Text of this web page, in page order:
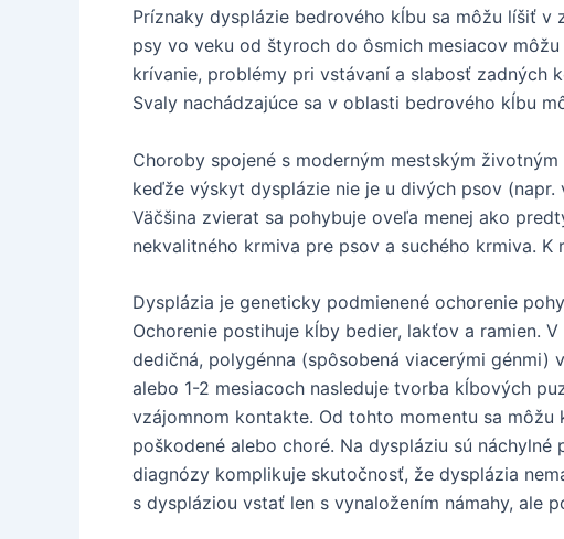
Príznaky dysplázie bedrového kĺbu sa môžu líšiť
psy vo veku od štyroch do ôsmich mesiacov
krívanie, problémy pri vstávaní a slabosť zadných
Svaly nachádzajúce sa v oblasti bedrového kĺbu
Choroby spojené s moderným mestským
keďže výskyt dysplázie nie je u divých psov
Väčšina zvierat sa pohybuje oveľa menej ako
nekvalitného krmiva pre psov a suchého krmiva.
Dysplázia je geneticky podmienené ochorenie
Ochorenie postihuje kĺby bedier, lakťov a ramien.
dedičná, polygénna (spôsobená viacerými
alebo 1-2 mesiacoch nasleduje tvorba kĺbových
vzájomnom kontakte. Od tohto momentu sa
poškodené alebo choré. Na dyspláziu sú
diagnózy komplikuje skutočnosť, že dysplázia
s dyspláziou vstať len s vynaložením námahy, ale